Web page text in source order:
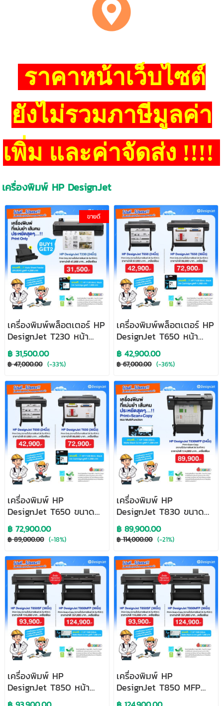
ราคาหน้าเว็บไซต์
ยังไม่รวมภาษีมูลค่า
เพิ่ม และค่าจัดส่ง !!!!
เครื่องพิมพ์ HP DesignJet
ขายดี
เครื่องพิมพ์พล็อตเตอร์ HP
DesignJet T230 หน้า
กว้าง 24 นิ้ว
฿ 31,500.00
฿ 47,000.00 (-33%)
เครื่องพิมพ์พล็อตเตอร์ HP
DesignJet T650 หน้า
กว้าง 24 นิ้ว
฿ 42,900.00
฿ 67,000.00 (-36%)
เครื่องพิมพ์ HP
DesignJet T650 ขนาด
36 นิ้ว
฿ 72,900.00
฿ 89,000.00 (-18%)
เครื่องพิมพ์ HP
DesignJet T830 ขนาด
24 นิ้ว Multifunction
Printer
฿ 89,900.00
฿ 114,000.00 (-21%)
เครื่องพิมพ์ HP
DesignJet T850 หน้า
กว้าง 36 นิ้ว มัลติฟังก์ชั่น
เครื่องพิมพ์ HP
DesignJet T850 MFP
หน้ากว้าง 36 นิ้ว มัลติฟัง